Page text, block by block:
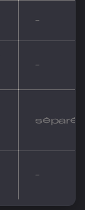
-
-
séparé
-